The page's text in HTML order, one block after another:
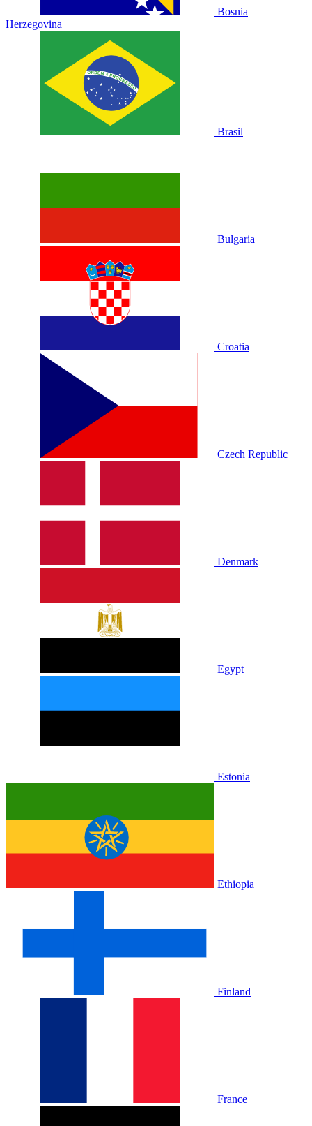
Bosnia
Herzegovina
Brasil
Bulgaria
Croatia
Czech Republic
Denmark
Egypt
Estonia
Ethiopia
Finland
France